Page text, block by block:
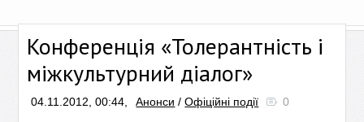
Конференція «Толерантність і
міжкультурний діалог»
04.11.2012, 00:44, Анонси /Офіційні події 0